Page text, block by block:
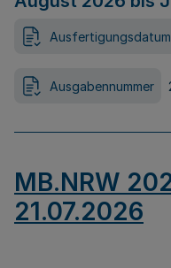
Ausfertigungsdatum
Ausgabennummer
MB.NRW
21.07.2026